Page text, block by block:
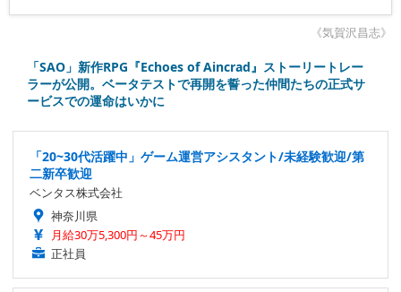
《気賀沢昌志》
「SAO」新作RPG『Echoes of Aincrad』ストーリートレー
ラーが公開。ベータテストで再開を誓った仲間たちの正式サ
ービスでの運命はいかに
「20~30代活躍中」ゲーム運営アシスタント/未経験歓迎/第
二新卒歓迎
ベンタス株式会社
神奈川県
月給30万5,300円～45万円
正社員